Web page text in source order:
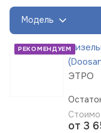
Модель
РЕКОМЕНДУЕМ
ЭТРО
от 3